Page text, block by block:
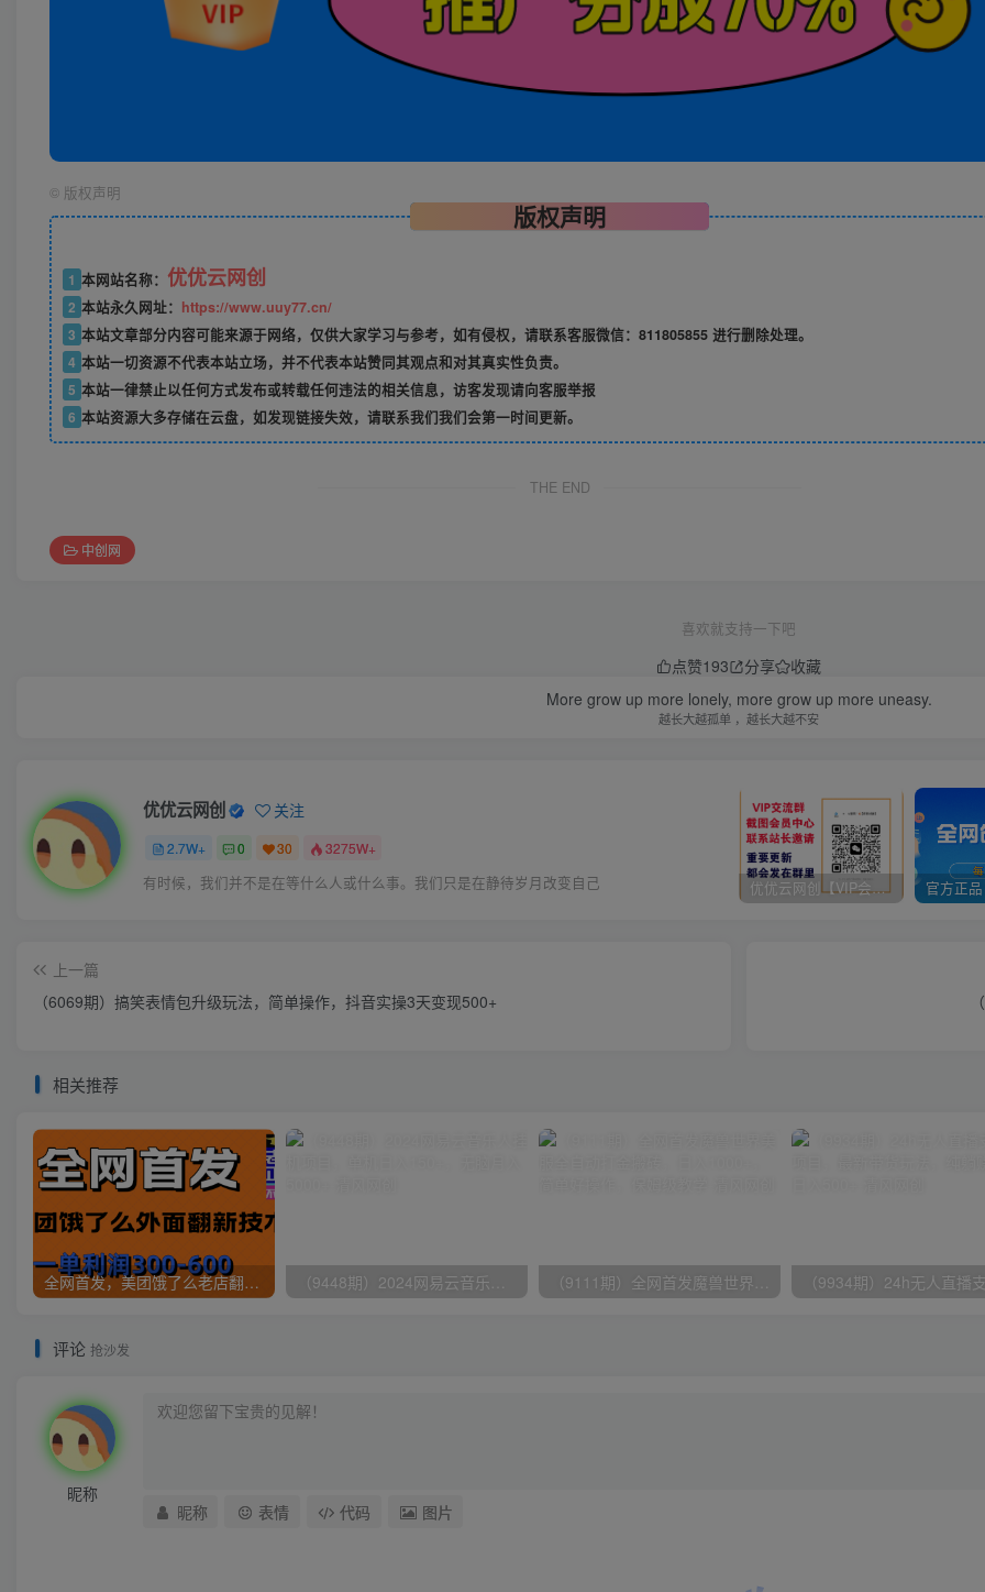
© 版权声明
版权声明
1 本网站名称： 优优云网创
2 本站永久网址： https://www.uuy77.cn/
3 本站文章部分内容可能来源于网络，仅供大家学习与参考，如有侵权，请联系客服微信：811805855 进行删除处理。
4 本站一切资源不代表本站立场，并不代表本站赞同其观点和对其真实性负责。
5 本站一律禁止以任何方式发布或转载任何违法的相关信息，访客发现请向客服举报
6 本站资源大多存储在云盘，如发现链接失效，请联系我们我们会第一时间更新。
THE END
中创网
喜欢就支持一下吧
点赞193 分享
收藏
More grow up more lonely, more grow up more uneasy.
越长大越孤单 ，越长大越不安
优优云网创 关注
2.7W+ 0 30 3275W+
有时候，我们并不是在等什么人或什么事。我们只是在静待岁月改变自己 优优云网创【VIP会员专属交流群】
上一篇
（6069期）搞笑表情包升级玩法，简单操作，抖音实操3天变现500+
相关推荐
全网首发，美团饿了么老店翻新最新技术，一单利润300-600
评论 抢沙发
昵称
昵称
表情 代码 图片